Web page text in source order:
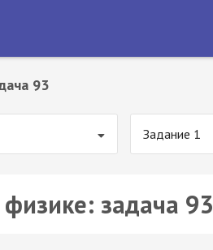
93
Задание 1
задача 93